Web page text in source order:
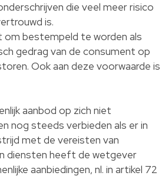
die veel meer risico
is.
bestempeld te worden als
gedrag van de consument op
Ook aan deze voorwaarde is
aanbod op zich niet
nog steeds verbieden als er in
met de vereisten van
diensten heeft de wetgever
aanbiedingen, nl. in artikel 72